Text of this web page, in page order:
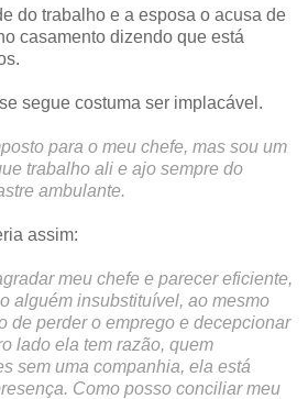
do trabalho e a esposa o acusa de
casamento dizendo que está
segue costuma ser implacável.
para o meu chefe, mas sou um
trabalho ali e ajo sempre do
ambulante.
assim:
meu chefe e parecer eficiente,
alguém insubstituível, ao mesmo
de perder o emprego e decepcionar
lado ela tem razão, quem
sem uma companhia, ela está
Como posso conciliar meu